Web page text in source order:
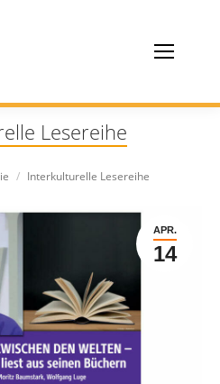
Lesereihe
Interkulturelle Lesereihe
APR.
14